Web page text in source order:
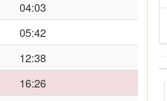
04:03
05:42
12:38
16:26